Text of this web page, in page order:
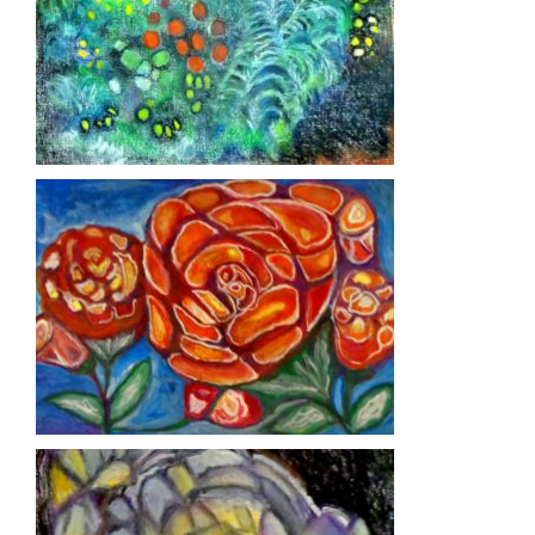
Arreglo floral
Flores
Amapolas y flores amarillas en el
Galil
Flores